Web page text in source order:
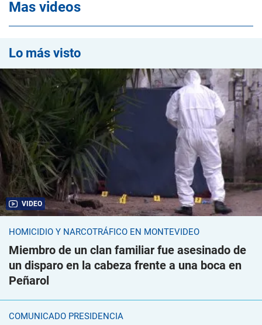
Mas videos
Lo más visto
VIDEO
HOMICIDIO Y NARCOTRÁFICO EN MONTEVIDEO
Miembro de un clan familiar fue asesinado de
un disparo en la cabeza frente a una boca en
Peñarol
COMUNICADO PRESIDENCIA